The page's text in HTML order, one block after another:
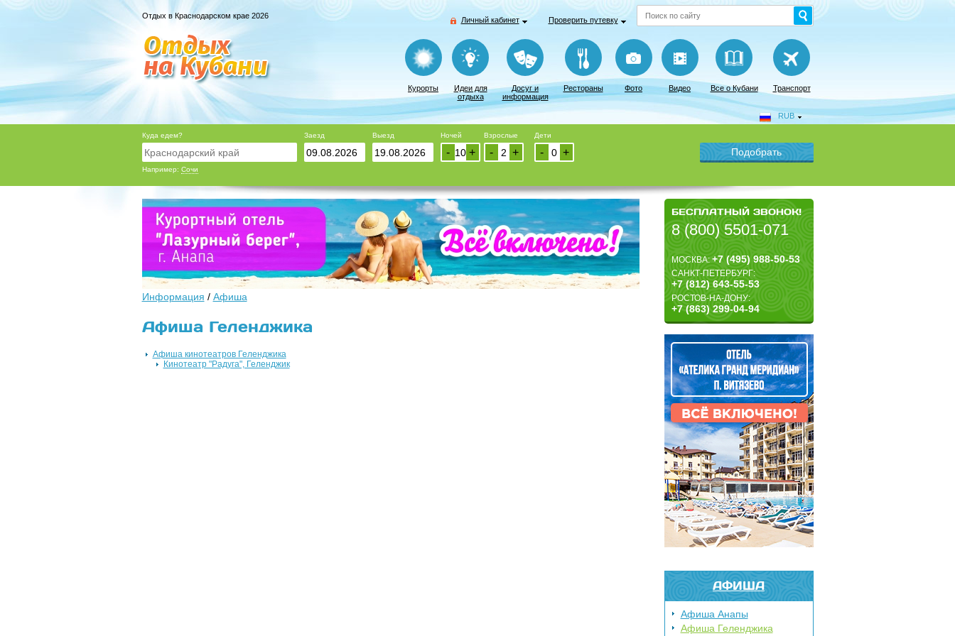
Отдых в Краснодарском крае 2026 Личный кабинет Проверить путевку
Курорты
Идеи для
отдыха
Досуг и
информация
Рестораны Фото Видео Все о Кубани Транспорт
RUB
Куда едем?
Например: Сочи
Заезд Выезд Ночей
+
-
Взрослые
+
-
Дети
+
-
БЕСПЛАТНЫЙ ЗВОНОК!
8 (800) 5501-071
МОСКВА:+7 (495) 988-50-53
САНКТ-ПЕТЕРБУРГ:
+7 (812) 643-55-53
РОСТОВ-НА-ДОНУ:
+7 (863) 299-04-94
АФИША
Афиша Анапы
Афиша Геленджика
Информация / Афиша
Афиша Геленджика
Афиша кинотеатров Геленджика
Кинотеатр "Радуга", Геленджик